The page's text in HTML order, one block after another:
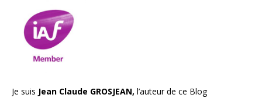
Je suis Jean Claude GROSJEAN, l’auteur de ce Blog